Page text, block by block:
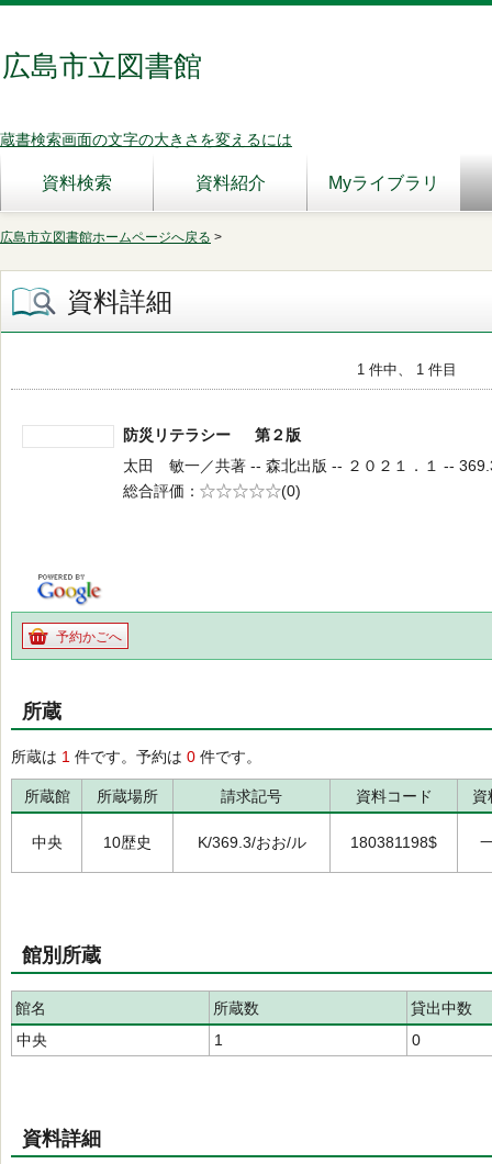
広島市立図書館
蔵書検索画面の文字の大きさを変えるには
資料検索 資料紹介 Myライブラリ
広島市立図書館ホームページへ戻る >
資料詳細
1 件中、 1 件目
防災リテラシー 第２版
太田 敏一／共著 -- 森北出版 -- ２０２１．１ --
総合評価
5段階評価
(0)
予約かごへ
所蔵
所蔵は 1 件です。予約は 0 件です。
所蔵館 所蔵場所 請求記号 資料コード 資
中央 10歴史 K/369.3/おお/ル 180381198$
館別所蔵
館名 所蔵数
貸出中数
中央
1 0
資料詳細